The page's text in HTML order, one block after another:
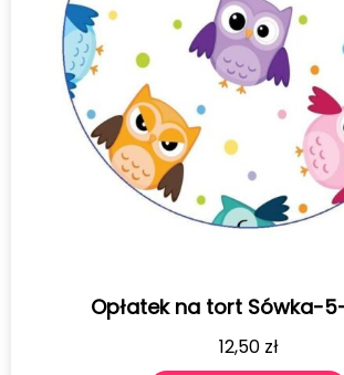
Opłatek na tort Sówka-
12,50 zł